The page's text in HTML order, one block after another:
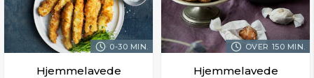
0-30 MIN.
Hjemmelavede
OVER 150 MIN.
Hjemmelavede